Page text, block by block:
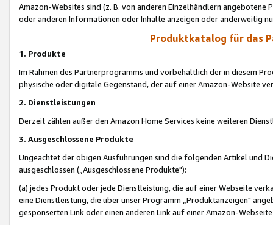
Amazon-Websites sind (z. B. von anderen Einzelhändlern
oder anderen Informationen oder Inhalte anzeigen oder anderweitig
Produktkatalog für das
1. Produkte
Im Rahmen des Partnerprogramms und vorbehaltlich der in diesem
physische oder digitale Gegenstand, der auf einer Amazon-Website
2. Dienstleistungen
Derzeit zählen außer den Amazon Home Services keine weiteren
3. Ausgeschlossene Produkte
Ungeachtet der obigen Ausführungen sind die folgenden Artikel und
ausgeschlossen („Ausgeschlossene Produkte"):
(a) jedes Produkt oder jede Dienstleistung, die auf einer Webseite
eine Dienstleistung, die über unser Programm „Produktanzeigen"
gesponserten Link oder einen anderen Link auf einer Amazon-